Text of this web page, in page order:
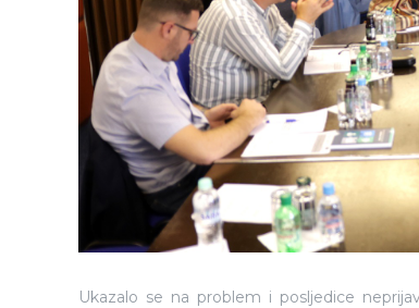
Ukazalo se na problem i posljedice